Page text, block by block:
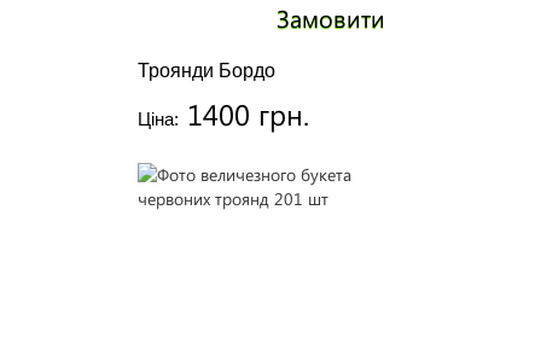
Троянди Бордо
Ціна: 1400 грн.
Замовити